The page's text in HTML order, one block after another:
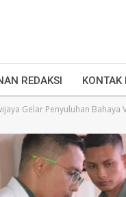
REDAKSI KONTAK
Gelar Penyuluhan Bahaya